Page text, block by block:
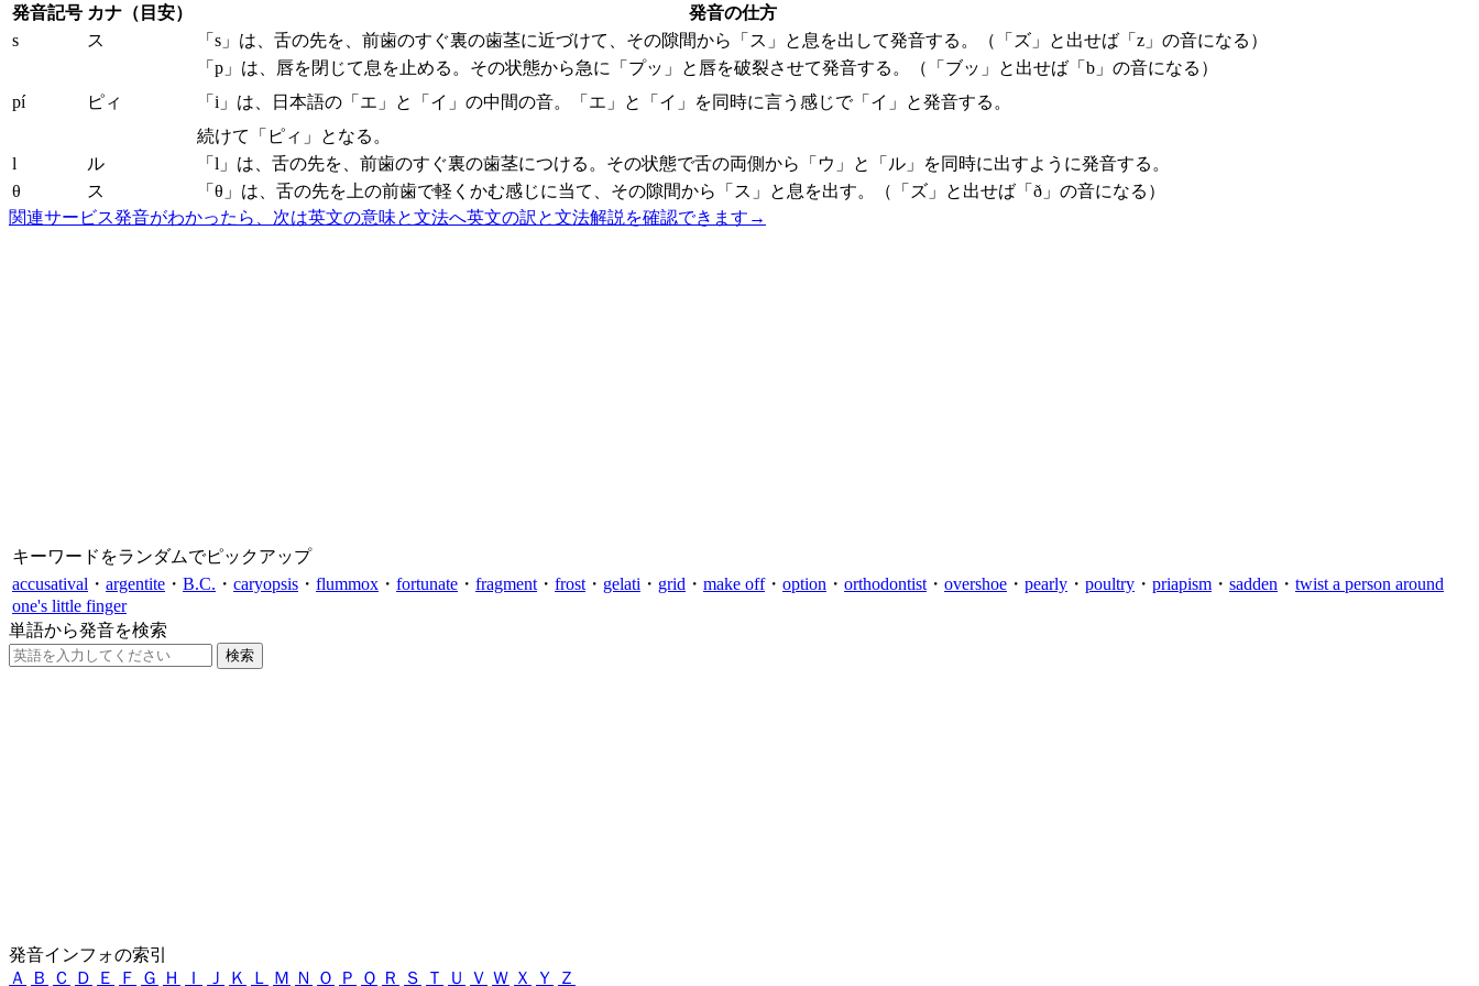
発音記号 カナ（目安）
発音の仕方
s
ス 「s」は、舌の先を、前歯のすぐ裏の歯茎に近づけて、その隙間から「ス」と息を出して発音する。（「ズ」と出せば「z」の音になる）
pí ピィ
「p」は、唇を閉じて息を止める。その状態から急に「プッ」と唇を破裂させて発音する。（「ブッ」と出せば「b」の音になる）
「i」は、日本語の「エ」と「イ」の中間の音。「エ」と「イ」を同時に言う感じで「イ」と発音する。
続けて「ピィ」となる。
l
ル
「l」は、舌の先を、前歯のすぐ裏の歯茎につける。その状態で舌の両側から「ウ」と「ル」を同時に出すように発音する。
θ
ス
「θ」は、舌の先を上の前歯で軽くかむ感じに当て、その隙間から「ス」と息を出す。（「ズ」と出せば「ð」の音になる）
関連サービス発音がわかったら、次は英文の意味と文法へ英文の訳と文法解説を確認できます →
キーワードをランダムでピックアップ
accusatival ・ argentite ・ B.C. ・ caryopsis ・ flummox ・ fortunate ・ fragment ・ frost ・ gelati ・ grid ・ make off・ option ・ orthodontist ・ overshoe ・ pearly ・ poultry ・ priapism ・ sadden ・ twist a person around
one's little finger
単語から発音を検索
発音インフォの索引
Ａ
Ｂ Ｃ Ｄ Ｅ Ｆ Ｇ Ｈ Ｉ Ｊ Ｋ Ｌ Ｍ Ｎ Ｏ Ｐ Ｑ Ｒ Ｓ Ｔ Ｕ Ｖ Ｗ Ｘ Ｙ Ｚ